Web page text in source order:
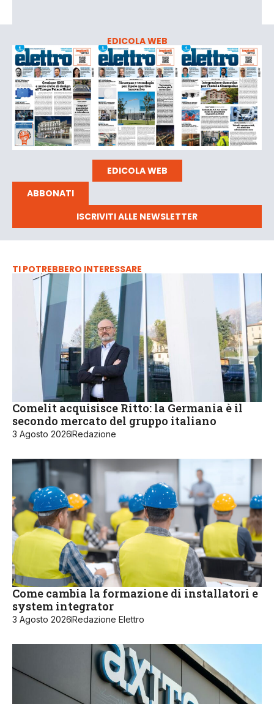
EDICOLA WEB
EDICOLA WEB
ABBONATI
ISCRIVITI ALLE NEWSLETTER
TI POTREBBERO INTERESSARE
Comelit acquisisce Ritto: la Germania è il
secondo mercato del gruppo italiano
3 Agosto 2026 Redazione
Come cambia la formazione di installatori e
system integrator
3 Agosto 2026 Redazione Elettro